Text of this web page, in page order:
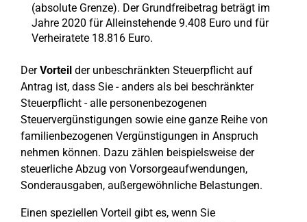
(absolute Grenze). Der Grundfreibetrag beträgt im
Jahre 2020 für Alleinstehende 9.408 Euro und für
Verheiratete 18.816 Euro.
DerVorteil der unbeschränkten Steuerpflicht auf
Antrag ist, dass Sie - anders als bei beschränkter
Steuerpflicht - alle personenbezogenen
Steuervergünstigungen sowie eine ganze Reihe von
familienbezogenen Vergünstigungen in Anspruch
nehmen können. Dazu zählen beispielsweise der
steuerliche Abzug von Vorsorgeaufwendungen,
Sonderausgaben, außergewöhnliche Belastungen.
Einen speziellen Vorteil gibt es, wenn Sie